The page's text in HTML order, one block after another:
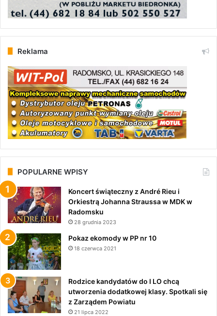
Reklama
POPULARNE WPISY
Koncert świąteczny z André Rieu i
Orkiestrą Johanna Straussa w MDK w
Radomsku
28 grudnia 2023
Pokaz ekomody w PP nr 10
18 czerwca 2021
Rodzice kandydatów do I LO chcą
utworzenia dodatkowej klasy. Spotkali się
z Zarządem Powiatu
21 lipca 2022